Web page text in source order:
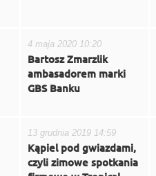
4 maja 2020 10:20
Bartosz Zmarzlik
ambasadorem marki
GBS Banku
13 grudnia 2019 14:59
Kąpiel pod gwiazdami,
czyli zimowe spotkania